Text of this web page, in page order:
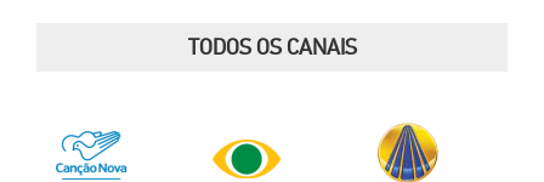
TODOS OS CANAIS